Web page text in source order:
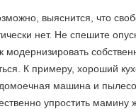
выяснится, что
нет. Не спешите
модернизировать
К примеру, хороший
машина и
упростить мамину